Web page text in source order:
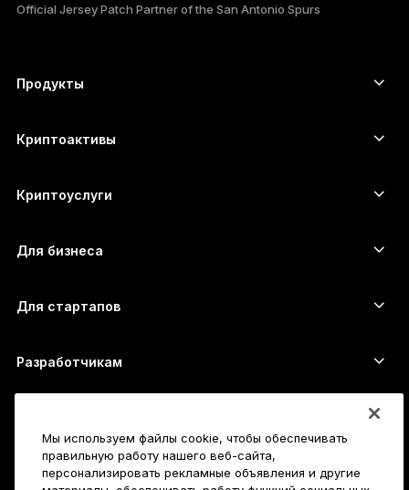
Official Jersey Patch Partner of the San Antonio Spurs
Продукты
Аппаратный кошелёк
Ledger Stax
Ledger Nano Classics
Наборы
Все продукты
Криптоактивы
Ethereum-кошелёк
Cardano-кошелёк
Monero-кошелёк
Полный список активов
Криптоуслуги
Купить криптовалюту
Обменять криптовалюту
Для бизнеса
Для стартапов
Разработчикам
Как пользоваться Ledger
Совместимые кошельки и платформы
Также исследуйте
Мы используем файлы cookie, чтобы обеспечивать
правильную работу нашего веб-сайта,
персонализировать рекламные объявления и другие